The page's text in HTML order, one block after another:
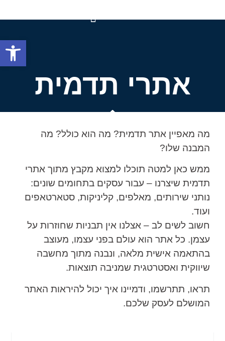
אתרי תדמית
מה מאפיין אתר תדמית? מה הוא כולל? מה
המבנה שלו?
ממש כאן למטה תוכלו למצוא מקבץ מתוך אתרי
תדמית שיצרנו – עבור עסקים בתחומים שונים:
נותני שירותים, מאלפים, קליניקות, סטארטאפים
ועוד.
חשוב לשים לב – אצלנו אין תבניות שחוזרות על
עצמן. כל אתר הוא עולם בפני עצמו, מעוצב
בהתאמה אישית מלאה, ונבנה מתוך מחשבה
שיווקית ואסטרטגית שמניבה תוצאות.
תראו, תתרשמו, ודמיינו איך יכול להיראות האתר
המושלם לעסק שלכם.